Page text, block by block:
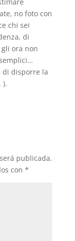
no foto con
chi sei
di
ora non
di disporre la
).
publicada.
con *